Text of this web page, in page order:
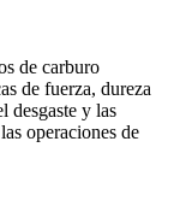
de carburo
de fuerza, dureza
desgaste y las
operaciones de